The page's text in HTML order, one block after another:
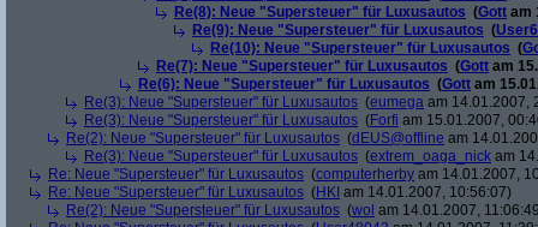
Re(8): Neue "Supersteuer" für Luxusautos (Gott am
Re(9): Neue "Supersteuer" für Luxusautos (
Re(10): Neue "Supersteuer" für Luxusautos (
Re(7): Neue "Supersteuer" für Luxusautos (Gott am
Re(6): Neue "Supersteuer" für Luxusautos (Gott am
Re(3): Neue "Supersteuer" für Luxusautos (eumega am 14.01.2007,
Re(3): Neue "Supersteuer" für Luxusautos (Forfi am 15.01.2007,
Re(2): Neue "Supersteuer" für Luxusautos (dEUS@offline am
Re(3): Neue "Supersteuer" für Luxusautos (extrem_oaga_nick am
Re: Neue "Supersteuer" für Luxusautos (computerherby am 14.01.2007,
Re: Neue "Supersteuer" für Luxusautos (HKI am 14.01.2007, 10:56:07)
Re(2): Neue "Supersteuer" für Luxusautos (wol am 14.01.2007,